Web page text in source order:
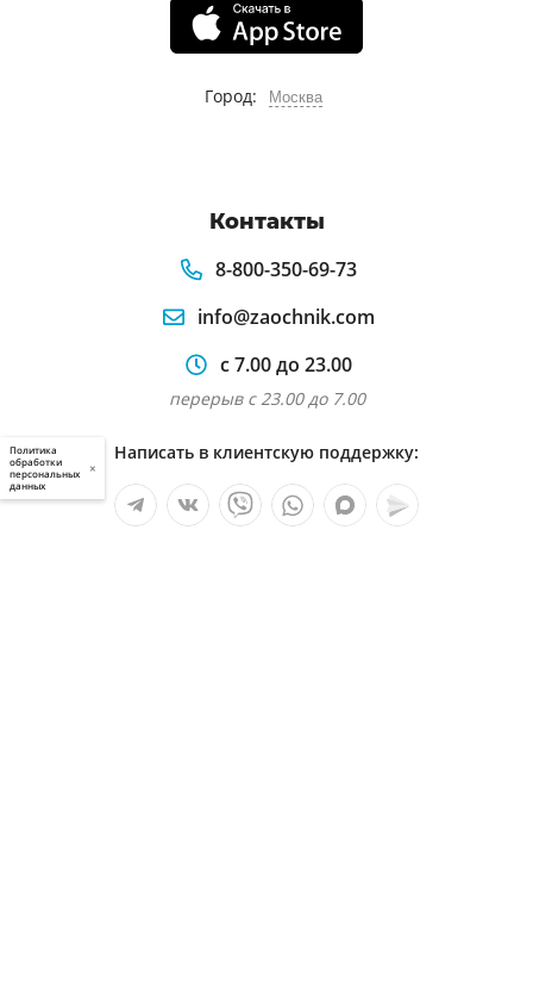
Город: Москва
Контакты
8-800-350-69-73
info@zaochnik.com
с 7.00 до 23.00
перерыв с 23.00 до 7.00
Написать в клиентскую поддержку:
Политика
обработки
персональных
данных
×